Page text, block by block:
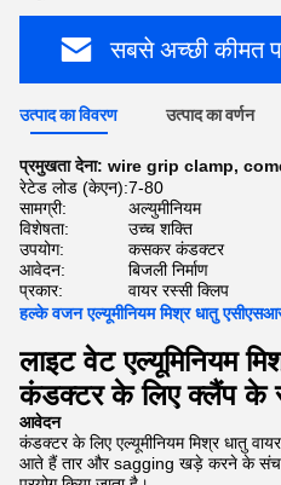
सबसे अच्छी कीमत
उत्पाद का विवरण उत्पाद का वर्णन
प्रमुखता देना: wire grip clamp,
रेटेड लोड (केएन):7-80
सामग्री:
अल्युमीनियम
विशेषता:
उच्च शक्ति
उपयोग:
कसकर कंडक्टर
आवेदन:
बिजली निर्माण
प्रकार:
वायर रस्सी क्लिप
हल्के वजन एल्यूमीनियम मिश्र धातु
लाइट वेट एल्यूमिनियम
कंडक्टर के लिए क्लैंप के
आवेदन
कंडक्टर के लिए एल्यूमीनियम मिश्र धातु
आते हैं तार और sagging खड़े करने के